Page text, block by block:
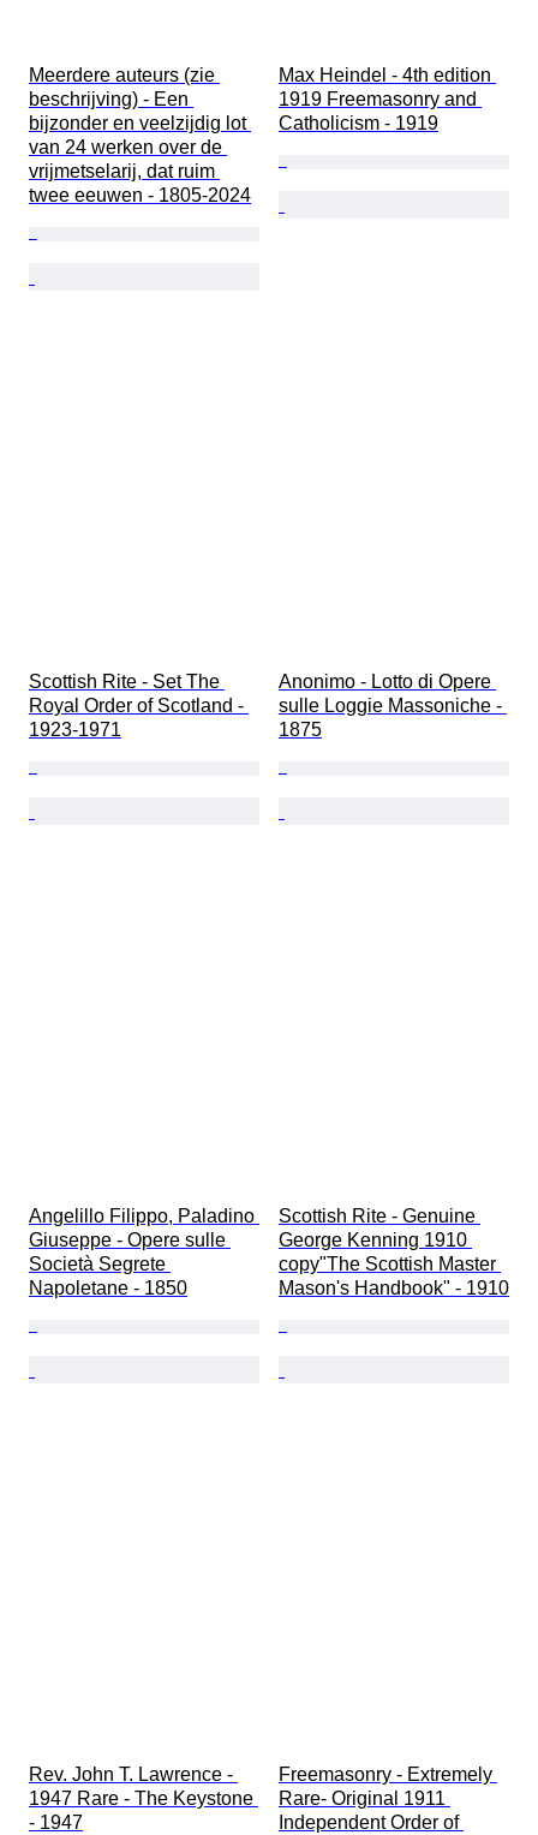
Meerdere auteurs (zie
beschrijving) - Een
bijzonder en veelzijdig lot
van 24 werken over de
vrijmetselarij, dat ruim
twee eeuwen - 1805-2024
Max Heindel - 4th edition
1919 Freemasonry and
Catholicism - 1919
Scottish Rite - Set The
Royal Order of Scotland -
1923-1971
Anonimo - Lotto di Opere
sulle Loggie Massoniche -
1875
Angelillo Filippo, Paladino
Giuseppe - Opere sulle
Società Segrete
Napoletane - 1850
Scottish Rite - Genuine
George Kenning 1910
copy"The Scottish Master
Mason's Handbook" - 1910
Rev. John T. Lawrence -
1947 Rare - The Keystone
- 1947
Freemasonry - Extremely
Rare- Original 1911
Independent Order of